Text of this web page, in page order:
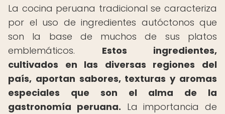
La cocina peruana tradicional se caracteriza
por el uso de ingredientes autóctonos que
son la base de muchos de sus platos
emblemáticos. Estos ingredientes,
cultivados en las diversas regiones del
país, aportan sabores, texturas y aromas
especiales que son el alma de la
gastronomía peruana. La importancia de